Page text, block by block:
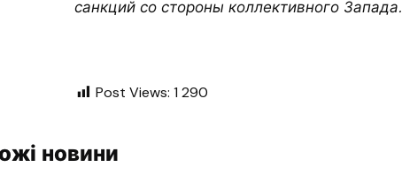
санкций со стороны коллективного Запада.
Post Views: 1 290
новини